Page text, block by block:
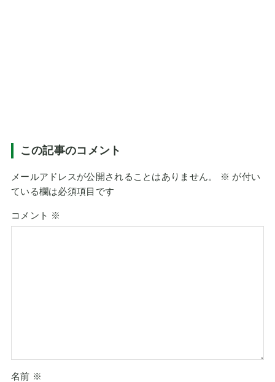
この記事のコメント
メールアドレスが公開されることはありません。 ※ が付い
ている欄は必須項目です
コメント ※
名前 ※